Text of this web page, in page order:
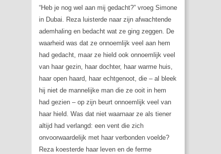
“Heb je nog wel aan mij gedacht?” vroeg Simone
in Dubai. Reza luisterde naar zijn afwachtende
ademhaling en bedacht wat ze ging zeggen. De
waarheid was dat ze onnoemlijk veel aan hem
had gedacht, maar ze hield ook onnoemlijk veel
van haar gezin, haar dochter, haar warme huis,
haar open haard, haar echtgenoot, die – al bleek
hij niet de mannelijke man die ze ooit in hem
had gezien – op zijn beurt onnoemlijk veel van
haar hield. Was dat niet waarnaar ze als tiener
altijd had verlangd: een vent die zich
onvoorwaardelijk met haar verbonden voelde?
Reza koesterde haar leven en de ferme